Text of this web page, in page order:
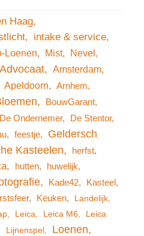
Haag
intake & service
Loenen Mist
Nevel
Advocaat
Amsterdam
Apeldoorn
Arnhem
BouwGarant
De Ondernemer
De Stentor
feestje
Geldersch
Kasteelen
herfst
hutten huwelijk
Kade42
Kasteel
Keuken
Landelijk
Leica Leica M6
Leica
Lijnenspel Loenen